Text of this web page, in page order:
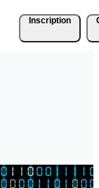
Inscription